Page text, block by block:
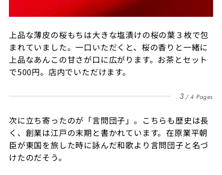
上品な薄皮の桜もちは大きな塩漬けの桜の葉３枚で包
まれていました。一口いただくと、桜の香りと一緒に
上品なあんこの甘さが口に広がります。お茶とセット
で500円。店内でいただけます。
3 4 Pages
次に立ち寄ったのが「言問団子」。こちらも歴史は長
く、創業は江戸の末期と書かれています。在原業平朝
臣が東国を旅した時に詠んだ和歌より言問団子と名づ
けたのだそう。